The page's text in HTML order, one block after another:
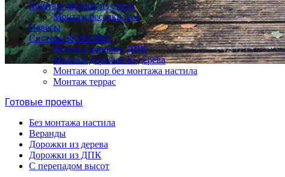
Монтаж беседок из стали
Монтаж беседки 3х4
Навесы
Система KOROMO
Монтаж дорожек ДПК
Монтаж дорожек из дерева
Монтаж опор без монтажа настила
Монтаж террас
Готовые проекты
Без монтажа настила
Веранды
Дорожки из дерева
Дорожки из ДПК
С перепадом высот